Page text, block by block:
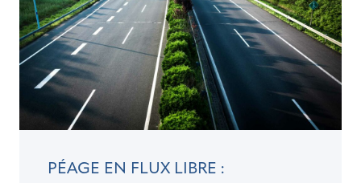
PÉAGE EN FLUX LIBRE :